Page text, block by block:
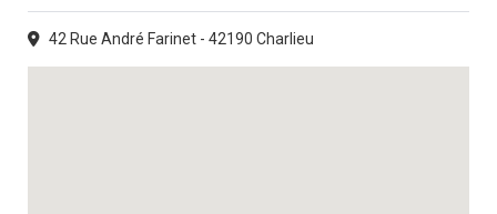
42 Rue André Farinet - 42190 Charlieu